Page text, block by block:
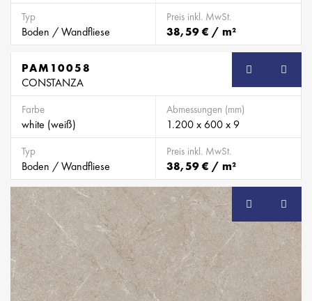
Typ
Boden / Wandfliese
Preis inkl. MwSt.
38,59 € / m²
PAM10058
CONSTANZA
Farbe
white (weiß)
Abmessungen (mm)
1.200 x 600 x 9
Typ
Boden / Wandfliese
Preis inkl. MwSt.
38,59 € / m²